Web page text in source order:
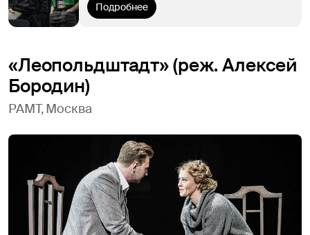
Подробнее
«Леопольдштадт» (реж. Алексей
Бородин)
РАМТ, Москва